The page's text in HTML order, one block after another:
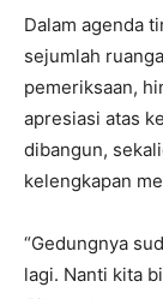
Dalam agenda
sejumlah
pemeriksaan,
apresiasi atas
dibangun,
kelengkapan
“Gedungnya
lagi. Nanti kita